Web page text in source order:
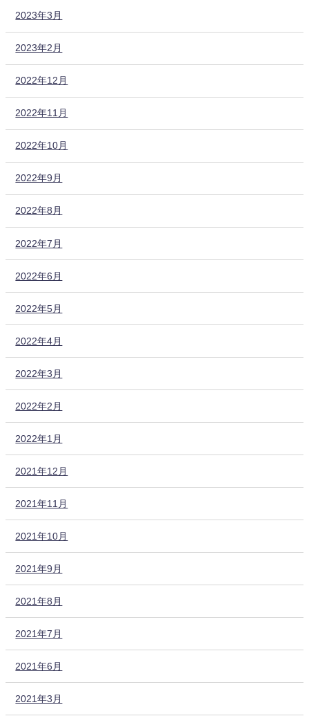
2023年3月
2023年2月
2022年12月
2022年11月
2022年10月
2022年9月
2022年8月
2022年7月
2022年6月
2022年5月
2022年4月
2022年3月
2022年2月
2022年1月
2021年12月
2021年11月
2021年10月
2021年9月
2021年8月
2021年7月
2021年6月
2021年3月